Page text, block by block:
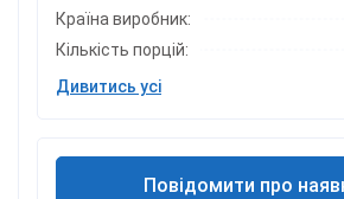
Країна виробник:
Кількість порцій:
Дивитись усі
Повідомити про